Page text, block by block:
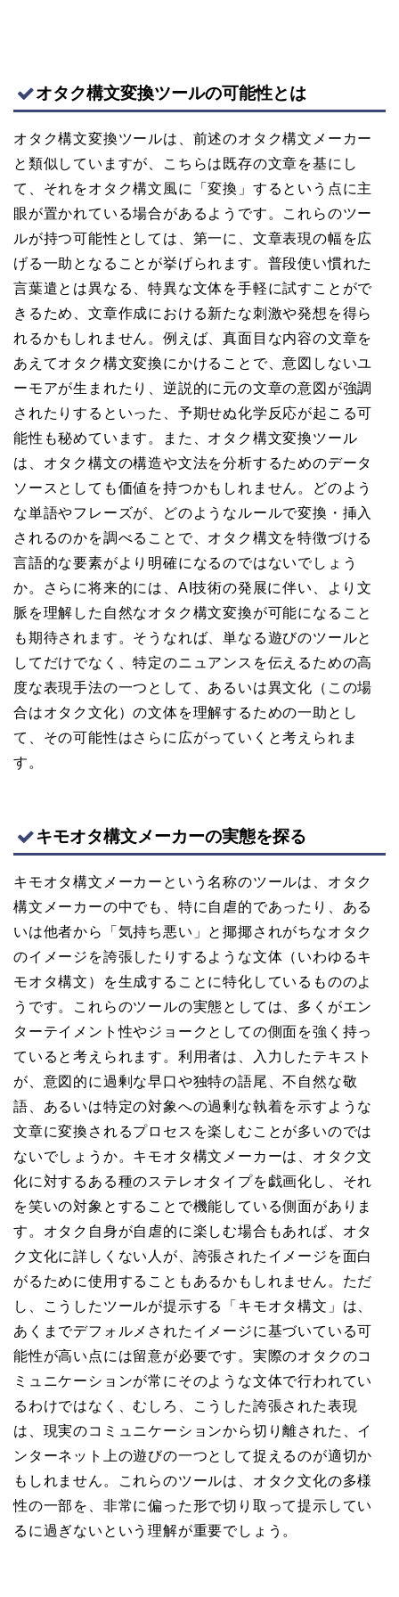
オタク構文変換ツールの可能性とは
オタク構文変換ツールは、前述のオタク構文メーカー
と類似していますが、こちらは既存の文章を基にし
て、それをオタク構文風に「変換」するという点に主
眼が置かれている場合があるようです。これらのツー
ルが持つ可能性としては、第一に、文章表現の幅を広
げる一助となることが挙げられます。普段使い慣れた
言葉遣とは異なる、特異な文体を手軽に試すことがで
きるため、文章作成における新たな刺激や発想を得ら
れるかもしれません。例えば、真面目な内容の文章を
あえてオタク構文変換にかけることで、意図しないユ
ーモアが生まれたり、逆説的に元の文章の意図が強調
されたりするといった、予期せぬ化学反応が起こる可
能性も秘めています。また、オタク構文変換ツール
は、オタク構文の構造や文法を分析するためのデータ
ソースとしても価値を持つかもしれません。どのよう
な単語やフレーズが、どのようなルールで変換・挿入
されるのかを調べることで、オタク構文を特徴づける
言語的な要素がより明確になるのではないでしょう
か。さらに将来的には、AI技術の発展に伴い、より文
脈を理解した自然なオタク構文変換が可能になること
も期待されます。そうなれば、単なる遊びのツールと
してだけでなく、特定のニュアンスを伝えるための高
度な表現手法の一つとして、あるいは異文化（この場
合はオタク文化）の文体を理解するための一助とし
て、その可能性はさらに広がっていくと考えられま
す。
キモオタ構文メーカーの実態を探る
キモオタ構文メーカーという名称のツールは、オタク
構文メーカーの中でも、特に自虐的であったり、ある
いは他者から「気持ち悪い」と揶揶されがちなオタク
のイメージを誇張したりするような文体（いわゆるキ
モオタ構文）を生成することに特化しているもののよ
うです。これらのツールの実態としては、多くがエン
ターテイメント性やジョークとしての側面を強く持っ
ていると考えられます。利用者は、入力したテキスト
が、意図的に過剰な早口や独特の語尾、不自然な敬
語、あるいは特定の対象への過剰な執着を示すような
文章に変換されるプロセスを楽しむことが多いのでは
ないでしょうか。キモオタ構文メーカーは、オタク文
化に対するある種のステレオタイプを戯画化し、それ
を笑いの対象とすることで機能している側面がありま
す。オタク自身が自虐的に楽しむ場合もあれば、オタ
ク文化に詳しくない人が、誇張されたイメージを面白
がるために使用することもあるかもしれません。ただ
し、こうしたツールが提示する「キモオタ構文」は、
あくまでデフォルメされたイメージに基づいている可
能性が高い点には留意が必要です。実際のオタクのコ
ミュニケーションが常にそのような文体で行われてい
るわけではなく、むしろ、こうした誇張された表現
は、現実のコミュニケーションから切り離された、イ
ンターネット上の遊びの一つとして捉えるのが適切か
もしれません。これらのツールは、オタク文化の多様
性の一部を、非常に偏った形で切り取って提示してい
るに過ぎないという理解が重要でしょう。